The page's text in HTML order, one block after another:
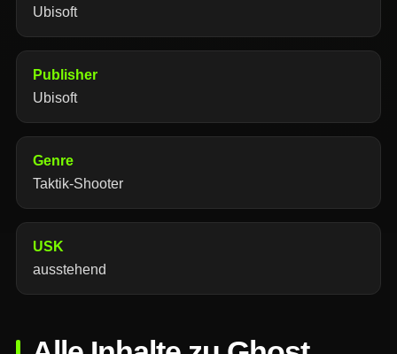
Ubisoft
Publisher
Ubisoft
Genre
Taktik-Shooter
USK
ausstehend